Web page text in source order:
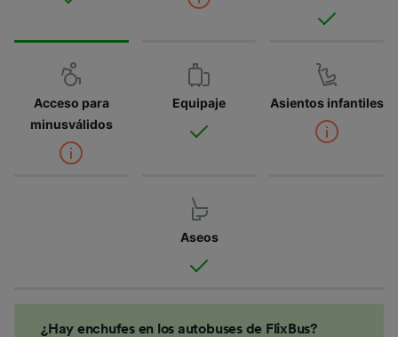
Acceso para
minusválidos
Equipaje Asientos infantiles
Aseos
¿Hay enchufes en los autobuses de FlixBus?